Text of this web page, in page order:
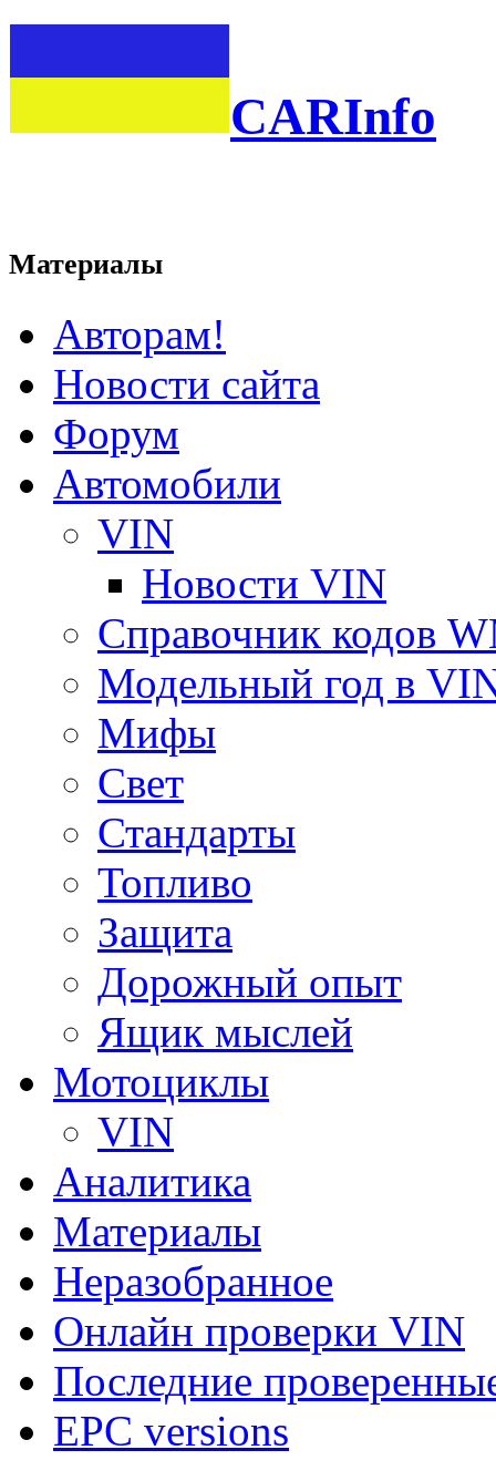
CARInfo
Материалы
Авторам!
Новости сайта
Форум
Автомобили
VIN
Новости VIN
Справочник кодов
Модельный год в
Мифы
Свет
Стандарты
Топливо
Защита
Дорожный опыт
Ящик мыслей
Мотоциклы
VIN
Аналитика
Материалы
Неразобранное
Онлайн проверки VIN
Последние
EPC versions